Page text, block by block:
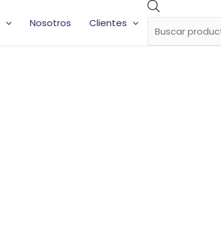
Nosotros Clientes
productos